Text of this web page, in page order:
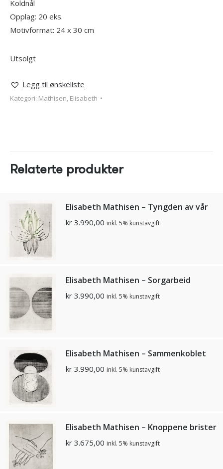
Koldnål
Opplag: 20 eks.
Motivformat: 24 x 30 cm
Utsolgt
Legg til ønskeliste
Kategori: Mathisen, Elisabeth
Relaterte produkter
Elisabeth Mathisen – Tyngden av vår
kr 3.990,00 inkl. 5% kunstavgift
Elisabeth Mathisen – Sorgarbeid
kr 3.990,00 inkl. 5% kunstavgift
Elisabeth Mathisen – Sammenkoblet
kr 3.990,00 inkl. 5% kunstavgift
Elisabeth Mathisen – Knoppene brister
kr 3.675,00 inkl. 5% kunstavgift